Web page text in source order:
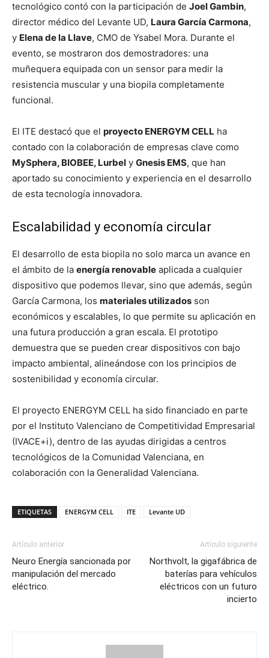
tecnológico contó con la participación de Joel Gambin,
director médico del Levante UD, Laura García Carmona,
y Elena de la Llave, CMO de Ysabel Mora. Durante el
evento, se mostraron dos demostradores: una
muñequera equipada con un sensor para medir la
resistencia muscular y una biopila completamente
funcional.
El ITE destacó que el proyecto ENERGYM CELL ha
contado con la colaboración de empresas clave como
MySphera, BIOBEE, Lurbel y Gnesis EMS, que han
aportado su conocimiento y experiencia en el desarrollo
de esta tecnología innovadora.
Escalabilidad y economía circular
El desarrollo de esta biopila no solo marca un avance en
el ámbito de la energía renovable aplicada a cualquier
dispositivo que podemos llevar, sino que además, según
García Carmona, los materiales utilizados son
económicos y escalables, lo que permite su aplicación en
una futura producción a gran escala. El prototipo
demuestra que se pueden crear dispositivos con bajo
impacto ambiental, alineándose con los principios de
sostenibilidad y economía circular.
El proyecto ENERGYM CELL ha sido financiado en parte
por el Instituto Valenciano de Competitividad Empresarial
(IVACE+i), dentro de las ayudas dirigidas a centros
tecnológicos de la Comunidad Valenciana, en
colaboración con la Generalidad Valenciana.
ETIQUETAS ENERGYM CELL ITE Levante UD
Artículo anterior
Neuro Energía sancionada por
manipulación del mercado
eléctrico.
Artículo siguiente
Northvolt, la gigafábrica de
baterías para vehículos
eléctricos con un futuro
incierto